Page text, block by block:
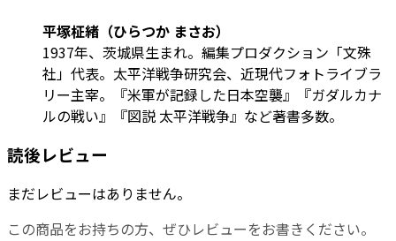
平塚柾緒（ひらつか まさお）
1937年、茨城県生まれ。編集プロダクション「文殊
社」代表。太平洋戦争研究会、近現代フォトライブラ
リー主宰。『米軍が記録した日本空襲』『ガダルカナ
ルの戦い』『図説 太平洋戦争』など著書多数。
読後レビュー
まだレビューはありません。
この商品をお持ちの方、ぜひレビューをお書きください。